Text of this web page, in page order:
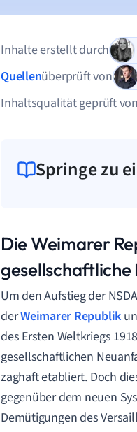
Inhalte erstellt durch
Quellenüberprüft von
Inhaltsqualität geprüft
Springe zu
Die Weimarer
Um den Aufstieg der
derWeimarer Republik
des Ersten Weltkriegs
gesellschaftlichen
zaghaft etabliert. Doch
gegenüber dem neuen
Demütigungen des